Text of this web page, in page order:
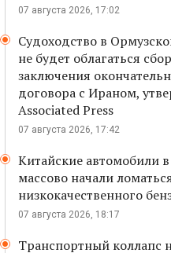
07 августа 2026, 17:02
Судоходство в
не будет облагаться
заключения
договора с Ираном,
Associated Press
07 августа 2026, 17:42
Китайские автомобили
массово начали
низкокачественного
07 августа 2026, 18:17
Транспортный коллапс